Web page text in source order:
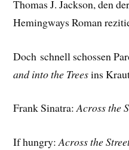
Thomas J. Jackson, den
Hemingways Roman
Doch schnell schossen
and into the Treesins
Frank Sinatra:Across the
If hungry:Across the